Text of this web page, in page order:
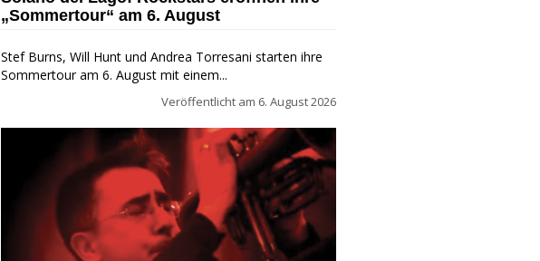
„Sommertour“ am 6. August
Stef Burns, Will Hunt und Andrea Torresani starten ihre
Sommertour am 6. August mit einem...
Veröffentlicht am 6. August 2026